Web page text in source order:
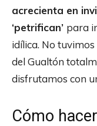
acrecienta en
‘petrifican’ para
idílica. No
del Gualtón
disfrutamos con
Cómo